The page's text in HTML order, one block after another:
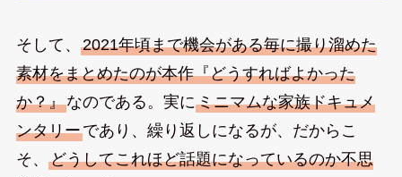
そして、 2021年頃まで機会がある毎に撮り溜めた
素材をまとめたのが本作『どうすればよかった
か？』なのである。実にミニマムな家族ドキュメ
ンタリーであり、繰り返しになるが、だからこ
そ、 どうしてこれほど話題になっているのか不思